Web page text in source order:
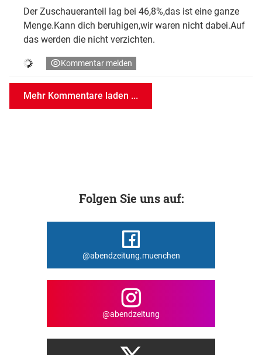
Der Zuschaueranteil lag bei 46,8%,das ist eine ganze
Menge.Kann dich beruhigen,wir waren nicht dabei.Auf
das werden die nicht verzichten.
Kommentar melden
Mehr Kommentare laden ...
Folgen Sie uns auf:
@abendzeitung.muenchen
@abendzeitung